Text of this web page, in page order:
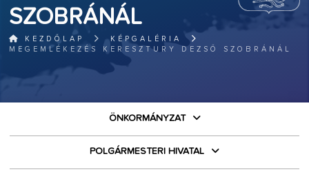
SZOBRÁNÁL
KEZDŐLAP
KÉPGALÉRIA
MEGEMLÉKEZÉS KERESZTURY DEZSŐ SZOBRÁNÁL
ÖNKORMÁNYZAT
POLGÁRMESTERI HIVATAL